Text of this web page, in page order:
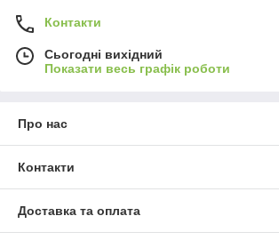
Контакти
Сьогодні вихідний
Показати весь графік роботи
Про нас
Контакти
Доставка та оплата